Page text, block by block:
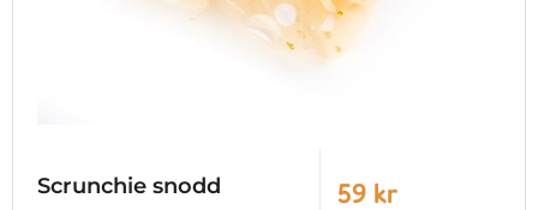
Scrunchie snodd 59 kr